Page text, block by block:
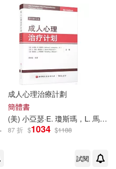
秦亞青 朱立群等
成人心理治療計劃
簡體書
(美) 小亞瑟·E. 瓊斯瑪，L. 馬克·彼得森，提摩太·J.
87 折 $1034 $1188
試閱